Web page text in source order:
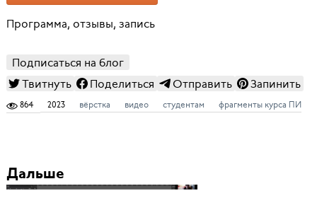
Программа, отзывы, запись
Подписаться на блог
Твитнуть
Поделиться Отправить Запинить
864 2023 вёрстка видео студентам фрагменты курса ПИ
Дальше